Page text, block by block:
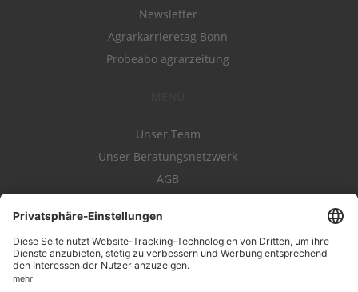
Newsletter
Agrarkarrieretag Bonn
Probeabo agrarzeitung
Unser Team
Unser Beratungsnetzwerk
AGB
Datenschutz
Impressum
Kontakt